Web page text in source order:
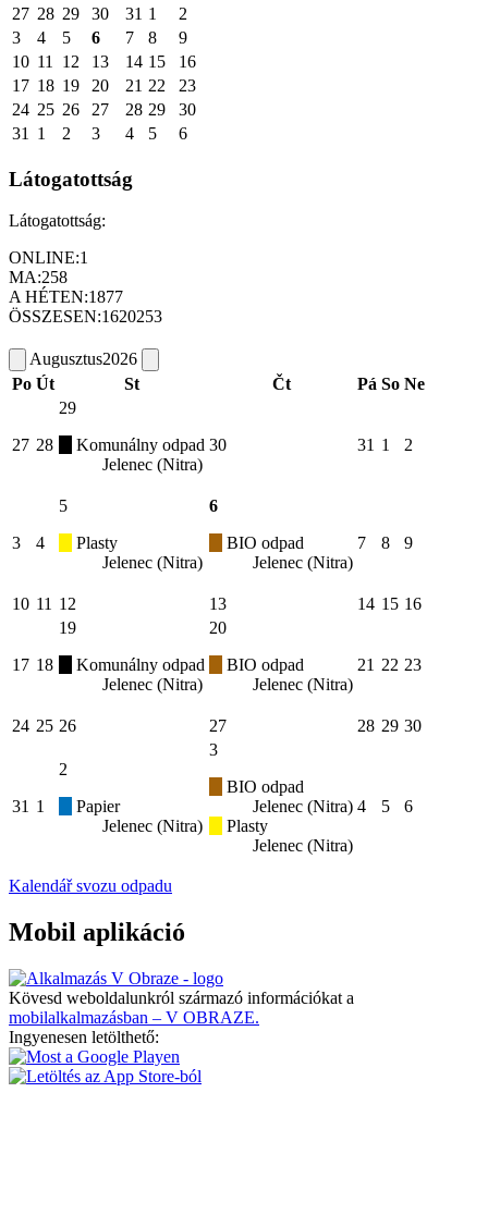
27 28 29 30 31 1
2
3
4 5 6 7 8
9
10 11 12 13 14 15
16
17 18 19 20 21 22
23
24 25 26 27 28 29
30
31
1 2 3 4 5 6
Látogatottság
Látogatottság:
ONLINE:1
MA:258
A HÉTEN:1877
ÖSSZESEN:1620253
Augusztus2026
Po Út St Čt Pá So Ne
27 28
29
Komunálny odpad
Jelenec (Nitra)
30 31 1 2
3 4
5
Plasty
Jelenec (Nitra)
6
BIO odpad
Jelenec (Nitra)
7 8 9
10 11 12 13 14 15 16
17 18
19
Komunálny odpad
Jelenec (Nitra)
20
BIO odpad
Jelenec (Nitra)
21 22 23
24 25 26 27 28 29 30
31 1
2
Papier
Jelenec (Nitra)
3
BIO odpad
Jelenec (Nitra)
Plasty
Jelenec (Nitra)
4 5 6
Kalendář svozu odpadu
Mobil aplikáció
Kövesd weboldalunkról származó információkat a
mobilalkalmazásban – V OBRAZE.
Ingyenesen letölthető: